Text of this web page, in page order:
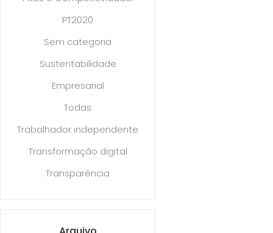
PT2020
Sem categoria
Sustentabilidade
Empresarial
Todas
Trabalhador independente
Transformação digital
Transparência